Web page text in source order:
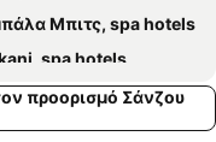
Μπιτς, spa hotels
spa hotels
προορισμό Σάνζου